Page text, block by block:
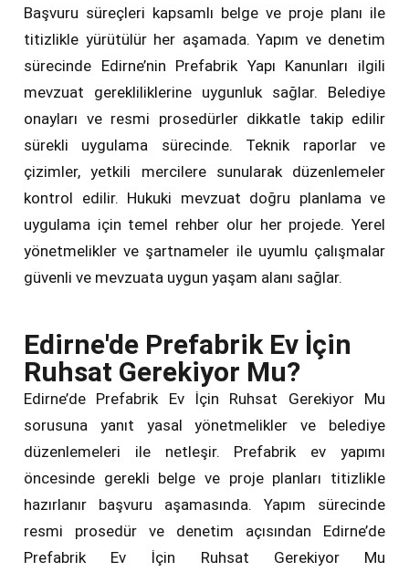
Başvuru süreçleri kapsamlı belge ve proje planı ile
titizlikle yürütülür her aşamada. Yapım ve denetim
sürecinde Edirne’nin Prefabrik Yapı Kanunları ilgili
mevzuat gerekliliklerine uygunluk sağlar. Belediye
onayları ve resmi prosedürler dikkatle takip edilir
sürekli uygulama sürecinde. Teknik raporlar ve
çizimler, yetkili mercilere sunularak düzenlemeler
kontrol edilir. Hukuki mevzuat doğru planlama ve
uygulama için temel rehber olur her projede. Yerel
yönetmelikler ve şartnameler ile uyumlu çalışmalar
güvenli ve mevzuata uygun yaşam alanı sağlar.
Edirne'de Prefabrik Ev İçin
Ruhsat Gerekiyor Mu?
Edirne’de Prefabrik Ev İçin Ruhsat Gerekiyor Mu
sorusuna yanıt yasal yönetmelikler ve belediye
düzenlemeleri ile netleşir. Prefabrik ev yapımı
öncesinde gerekli belge ve proje planları titizlikle
hazırlanır başvuru aşamasında. Yapım sürecinde
resmi prosedür ve denetim açısından Edirne’de
Prefabrik Ev İçin Ruhsat Gerekiyor Mu